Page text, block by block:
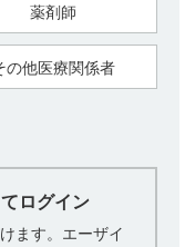
月改訂（第1版） 4．
薬剤師
の他医療関係者
ログイン
ます。エーザイ